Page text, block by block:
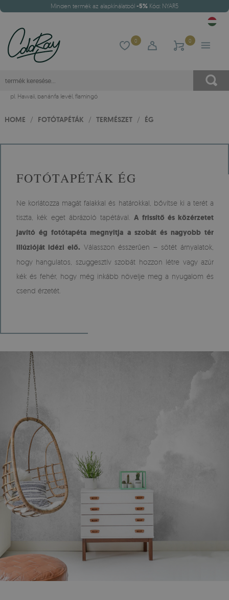
Minden termék az alapkínálatból -5% Kód: NYAR5
0 0
pl. Hawaii, banánfa levél, flamingó
HOME / FOTÓTAPÉTÁK / TERMÉSZET / ÉG
FOTÓTAPÉTÁK ÉG
Ne korlátozza magát falakkal és határokkal, bővítse ki a terét a
tiszta, kék eget ábrázoló tapétával.A frissítő és közérzetet
javító ég fotótapéta megnyitja a szobát és nagyobb tér
illúzióját idézi elő. Válasszon ésszerűen – sötét árnyalatok,
hogy hangulatos, szuggesztív szobát hozzon létre vagy azúr
kék és fehér, hogy még inkább növelje meg a nyugalom és
csend érzetét.